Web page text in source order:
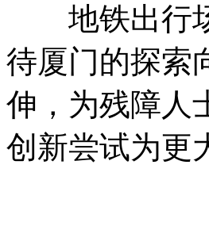
地铁出行场
待厦门的探索
伸，为残障人
创新尝试为更